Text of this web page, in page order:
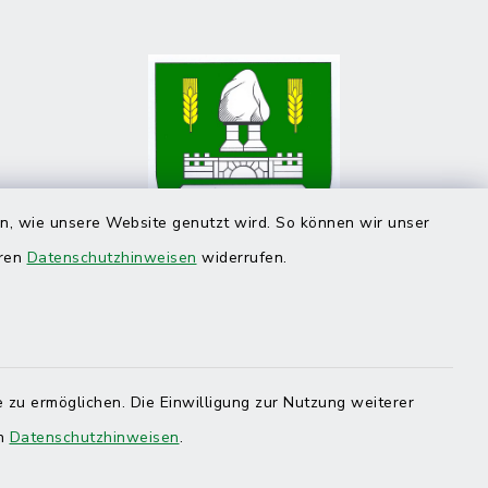
wie unsere Website genutzt wird. So können wir unser
Datenschutzhinweisen widerrufen.
ermöglichen. Die Einwilligung zur Nutzung weiterer
Datenschutzhinweisen.